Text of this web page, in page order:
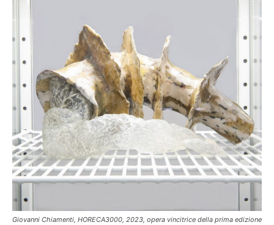
Giovanni Chiamenti, HORECA3000, 2023, opera vincitrice della prima edizione